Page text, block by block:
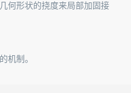
何形状的挠度来局部加固接
机制。